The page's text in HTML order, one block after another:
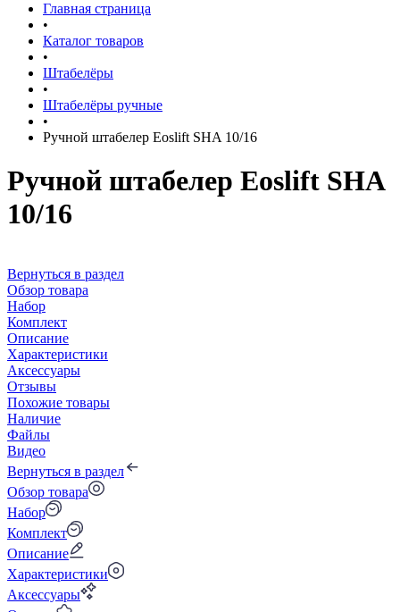
Главная страница
•
Каталог товаров
•
Штабелёры
•
Штабелёры ручные
•
Ручной штабелер Eoslift SHA 10/16
Ручной штабелер Eoslift SHA
10/16
Вернуться в раздел
Обзор товара
Набор
Комплект
Описание
Характеристики
Аксессуары
Отзывы
Похожие товары
Наличие
Файлы
Видео
Вернуться в раздел
Обзор товара
Набор
Комплект
Описание
Характеристики
Аксессуары